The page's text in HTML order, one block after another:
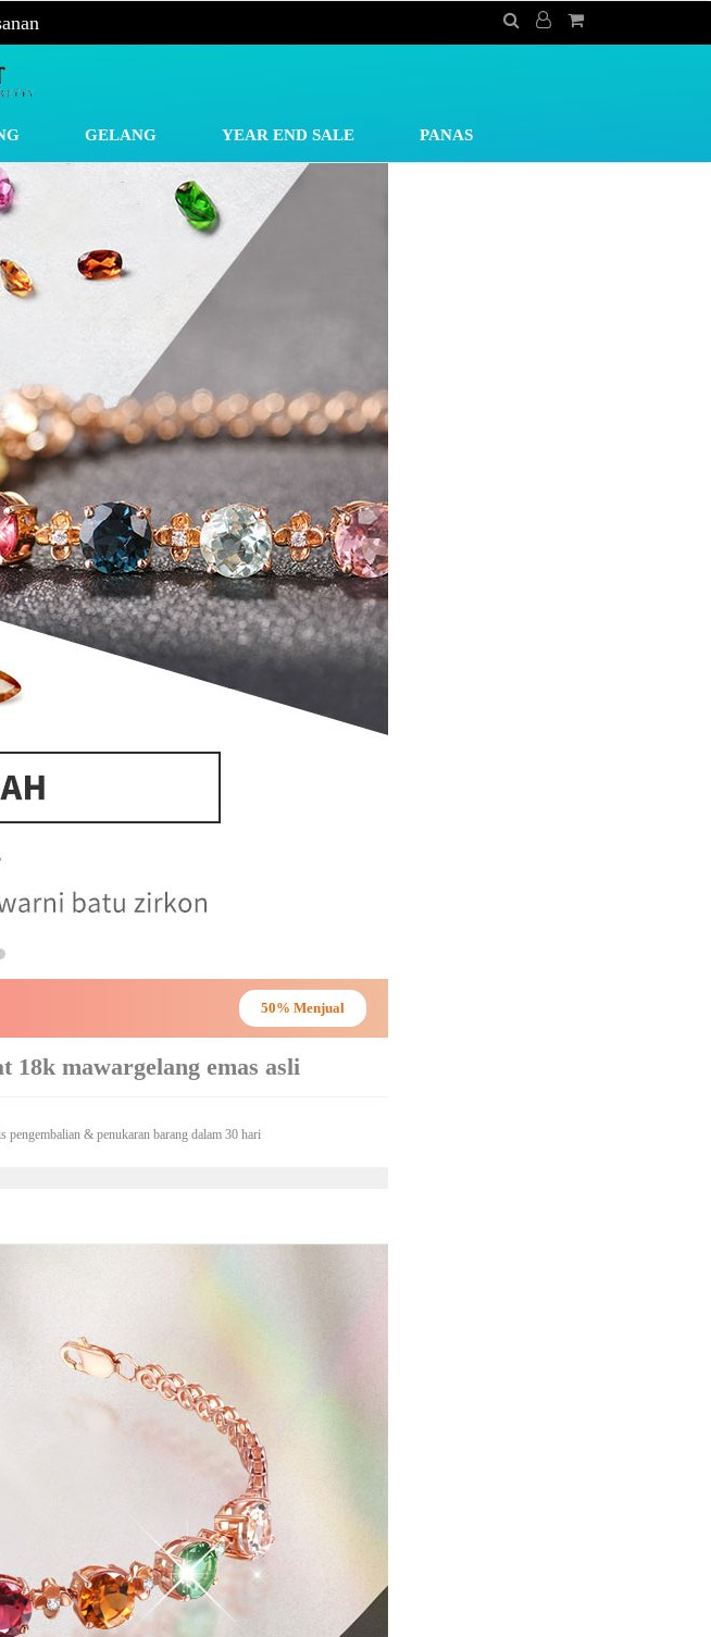
GELANG YEAR END SALE PANAS
50% Menjual
18k mawargelang emas asli
pengembalian & penukaran barang dalam 30 hari